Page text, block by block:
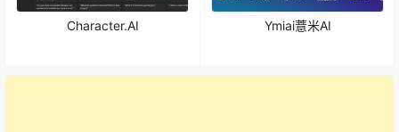
Character.AI Ymiai薏米AI